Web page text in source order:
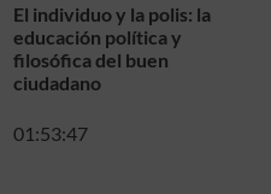
El individuo y la polis: la
educación política y
filosófica del buen
ciudadano
01:53:47